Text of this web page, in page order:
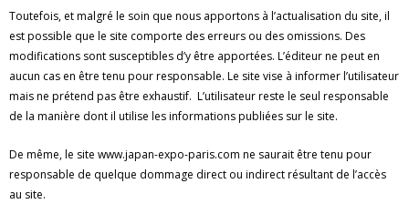
Toutefois, et malgré le soin que nous apportons à l’actualisation du site, il
est possible que le site comporte des erreurs ou des omissions. Des
modifications sont susceptibles d’y être apportées. L’éditeur ne peut en
aucun cas en être tenu pour responsable. Le site vise à informer l’utilisateur
mais ne prétend pas être exhaustif. L’utilisateur reste le seul responsable
de la manière dont il utilise les informations publiées sur le site.
De même, le site www.japan-expo-paris.com ne saurait être tenu pour
responsable de quelque dommage direct ou indirect résultant de l’accès
au site.